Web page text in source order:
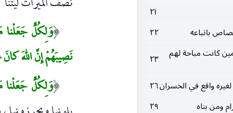
٢١
باتباعه
٢٢
كانت مباحة لهم
٢٣
واقع في الخسران٢٦
ومن بناه
٢٩
(وَلِكُلٍّ جَعَلْنا
نَصِيبَهُمْ إِنَّ اللهَ
(وَلِكُلٍّ جَعَلْنا